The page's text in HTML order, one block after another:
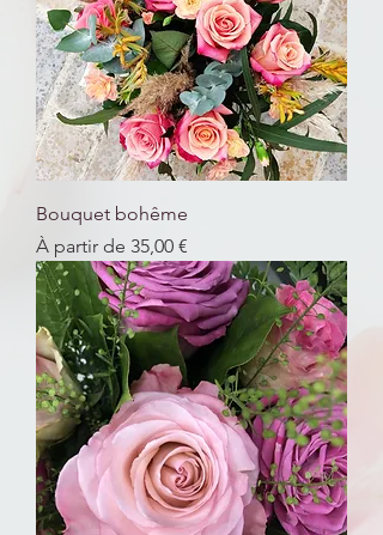
Bouquet bohême
À partir de 35,00 €
Prix promotionnel